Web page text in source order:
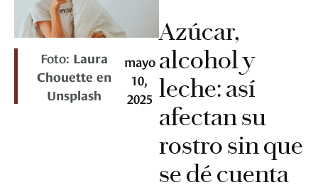
Foto: Laura
Chouette en
Unsplash
mayo
10,
2025
Azúcar,
alcohol y
leche: así
afectan su
rostro sin que
se dé cuenta